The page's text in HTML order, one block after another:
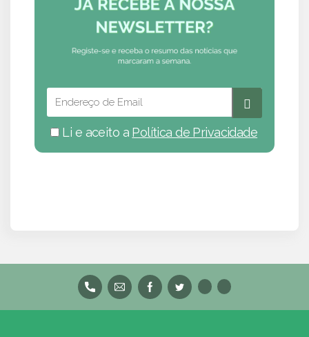
Li e aceito a Política de Privacidade